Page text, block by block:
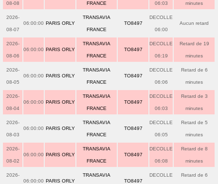
08-08 FRANCE 06:03 minutes
2026-
08-07
06:00:00 PARIS ORLY
TRANSAVIA
FRANCE
TO8497
DECOLLE
06:00
Aucun retard
2026-
08-06
06:00:00 PARIS ORLY
TRANSAVIA
FRANCE
TO8497
DECOLLE
06:19
Retard de 19
minutes
2026-
08-05
06:00:00 PARIS ORLY
TRANSAVIA
FRANCE
TO8497
DECOLLE
06:06
Retard de 6
minutes
2026-
08-04
06:00:00 PARIS ORLY
TRANSAVIA
FRANCE
TO8497
DECOLLE
06:03
Retard de 3
minutes
2026-
08-03
06:00:00 PARIS ORLY
TRANSAVIA
FRANCE
TO8497
DECOLLE
06:05
Retard de 5
minutes
2026-
08-02
06:00:00 PARIS ORLY
TRANSAVIA
FRANCE
TO8497
DECOLLE
06:08
Retard de 8
minutes
2026-
06:00:00 PARIS ORLY
TRANSAVIA
TO8497
DECOLLE Retard de 6